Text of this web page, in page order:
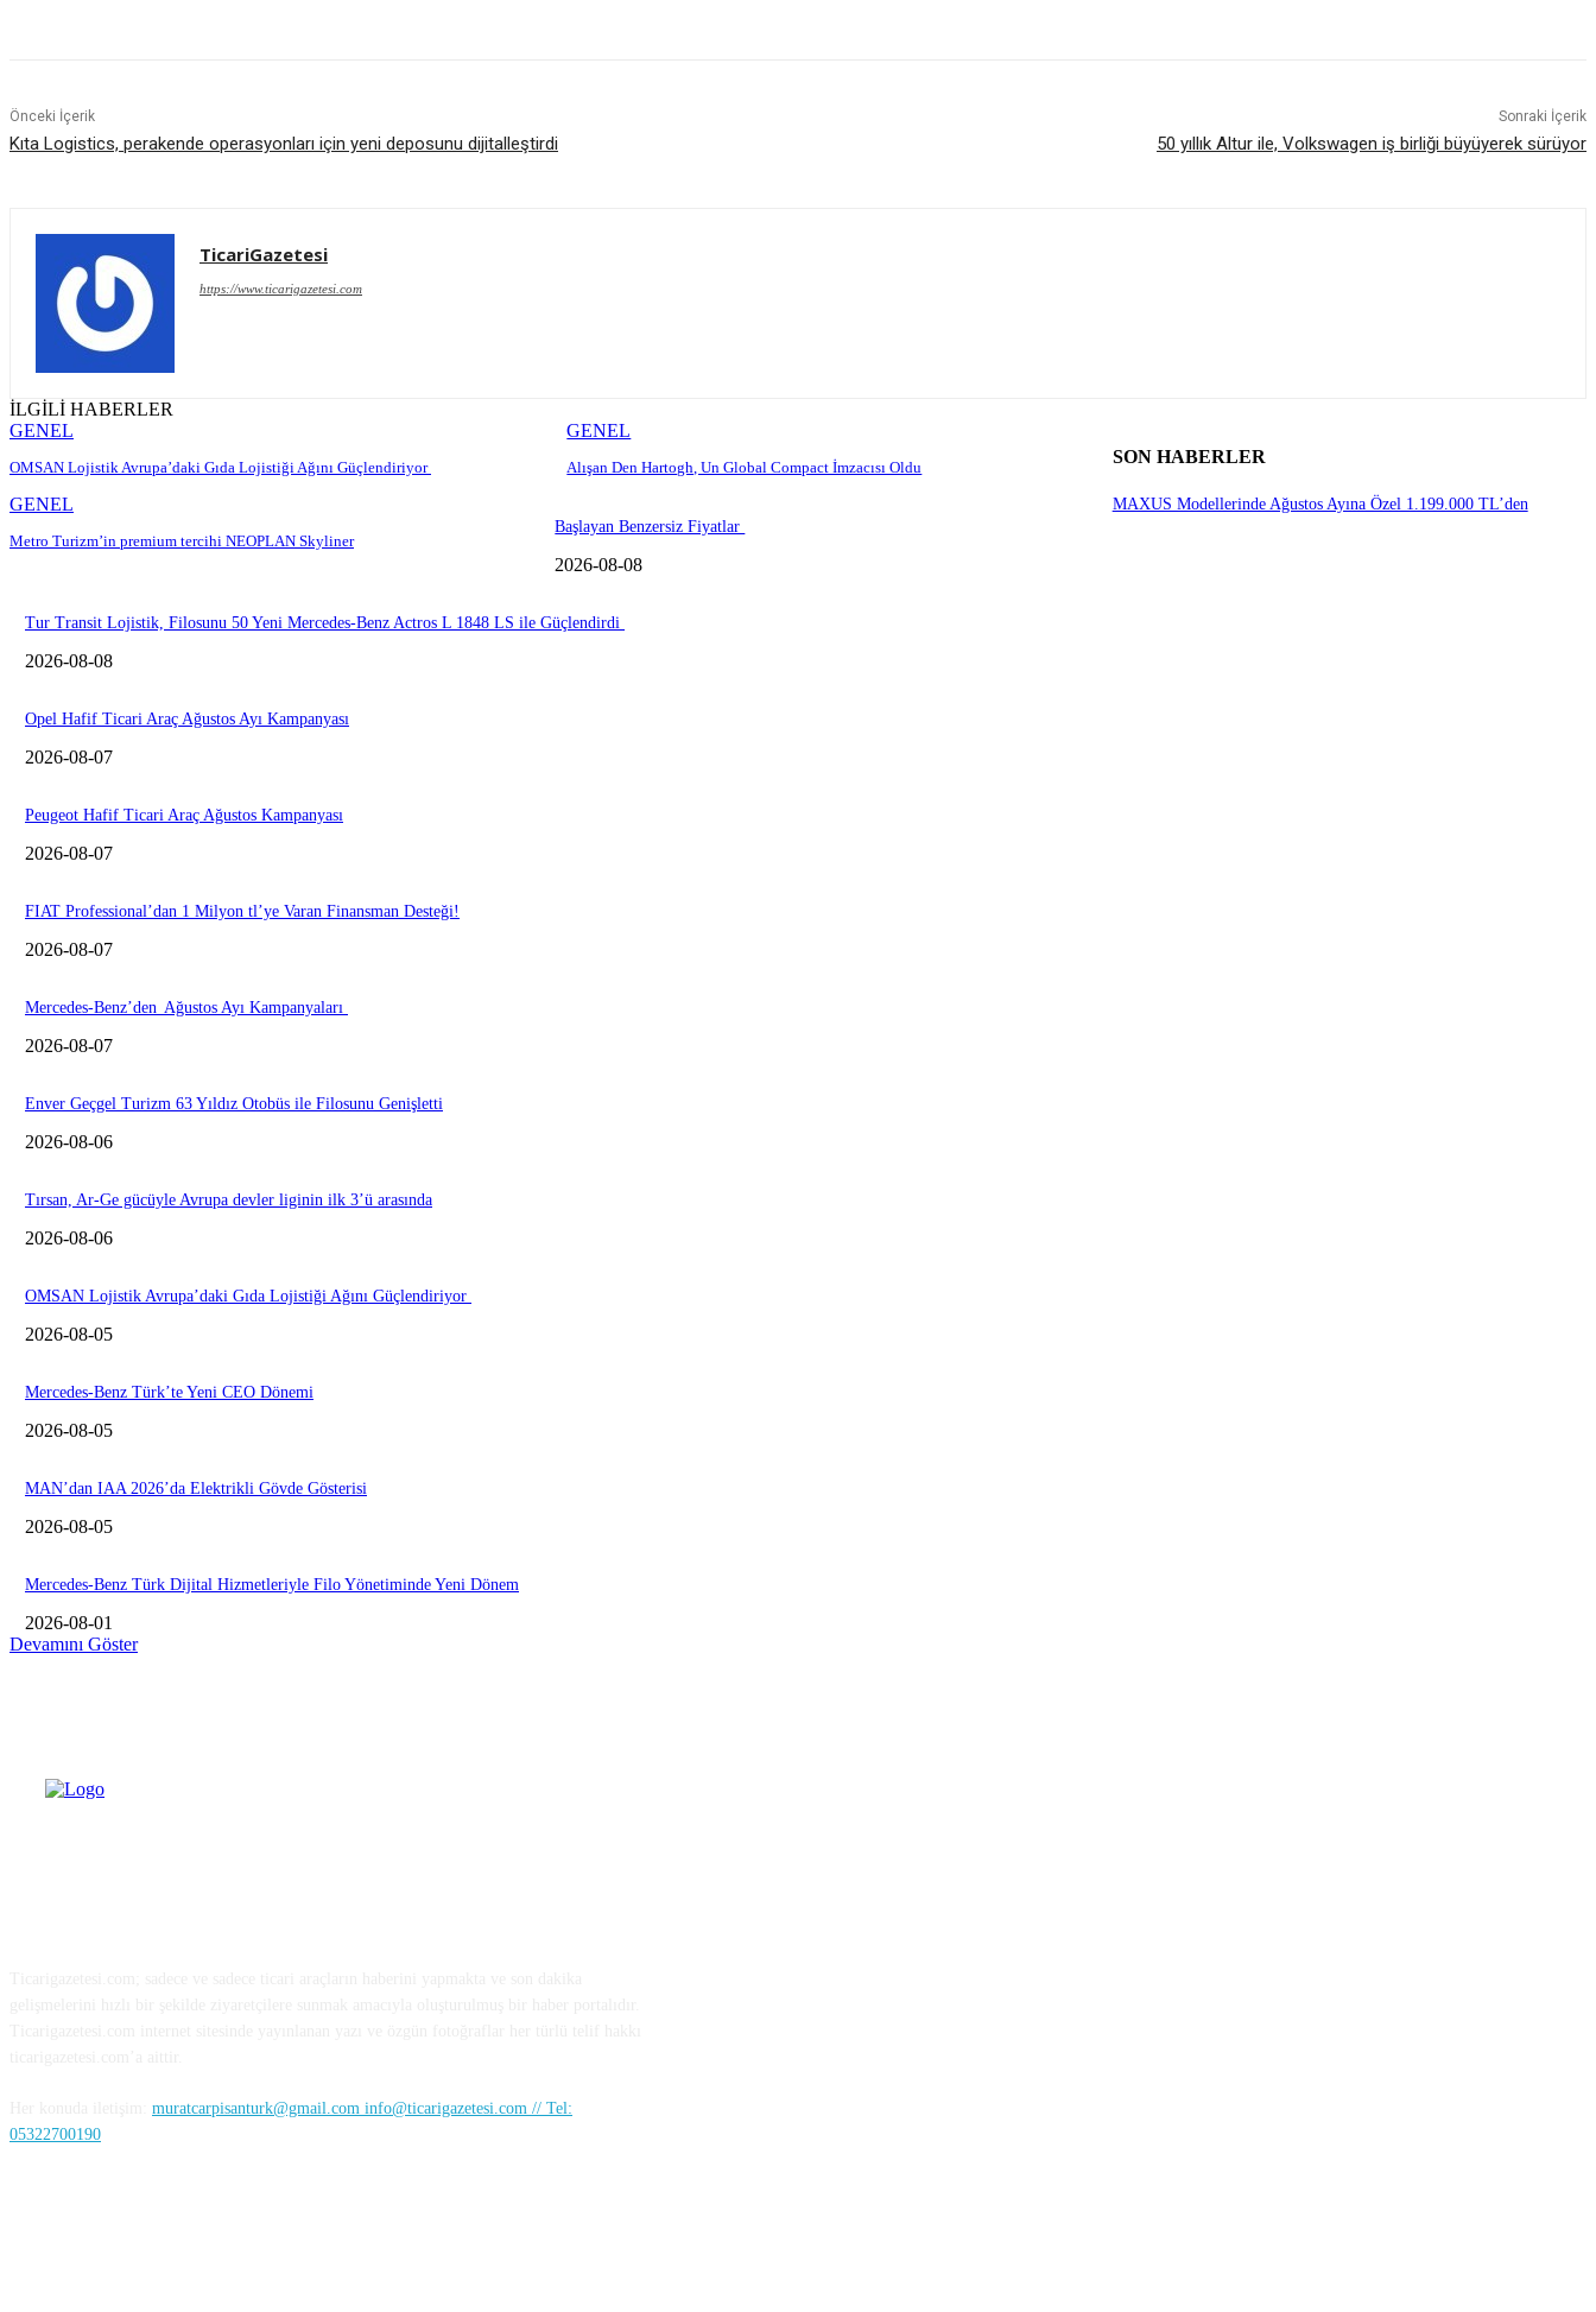
Önceki İçerik
Kıta Logistics, perakende operasyonları için yeni deposunu dijitalleştirdi
Sonraki İçerik
50 yıllık Altur ile, Volkswagen iş birliği büyüyerek sürüyor
TicariGazetesi
https://www.ticarigazetesi.com
İLGİLİ HABERLER
GENEL
OMSAN Lojistik Avrupa’daki Gıda Lojistiği Ağını Güçlendiriyor
GENEL
Alışan Den Hartogh, Un Global Compact İmzacısı Oldu
GENEL
Metro Turizm’in premium tercihi NEOPLAN Skyliner
SON HABERLER
MAXUS Modellerinde Ağustos Ayına Özel 1.199.000 TL’den
Başlayan Benzersiz Fiyatlar
2026-08-08
Tur Transit Lojistik, Filosunu 50 Yeni Mercedes-Benz Actros L 1848 LS ile Güçlendirdi
2026-08-08
Opel Hafif Ticari Araç Ağustos Ayı Kampanyası
2026-08-07
Peugeot Hafif Ticari Araç Ağustos Kampanyası
2026-08-07
FIAT Professional’dan 1 Milyon tl’ye Varan Finansman Desteği!
2026-08-07
Mercedes-Benz’den Ağustos Ayı Kampanyaları
2026-08-07
Enver Geçgel Turizm 63 Yıldız Otobüs ile Filosunu Genişletti
2026-08-06
Tırsan, Ar-Ge gücüyle Avrupa devler liginin ilk 3’ü arasında
2026-08-06
OMSAN Lojistik Avrupa’daki Gıda Lojistiği Ağını Güçlendiriyor
2026-08-05
Mercedes-Benz Türk’te Yeni CEO Dönemi
2026-08-05
MAN’dan IAA 2026’da Elektrikli Gövde Gösterisi
2026-08-05
Mercedes-Benz Türk Dijital Hizmetleriyle Filo Yönetiminde Yeni Dönem
2026-08-01
Devamını Göster
muratcarpisanturk@gmail.com info@ticarigazetesi.com // Tel:
05322700190